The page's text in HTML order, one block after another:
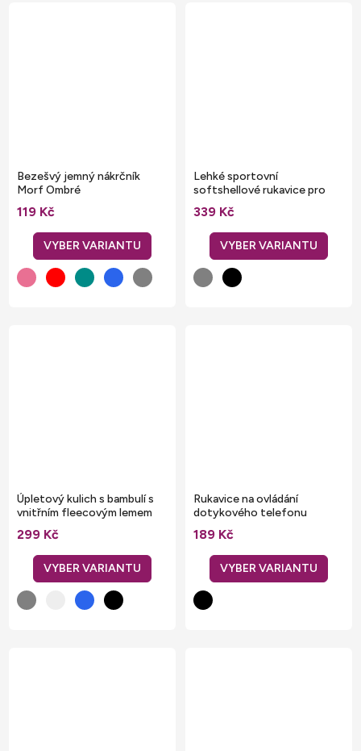
Bezešvý jemný nákrčník
Morf Ombré
119 Kč
Lehké sportovní
softshellové rukavice pro
dotykový displej
339 Kč
Úpletový kulich s bambulí s
vnitřním fleecovým lemem
299 Kč
Rukavice na ovládání
dotykového telefonu
189 Kč